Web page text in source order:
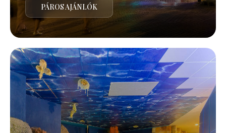
PÁROS AJÁNLÓK